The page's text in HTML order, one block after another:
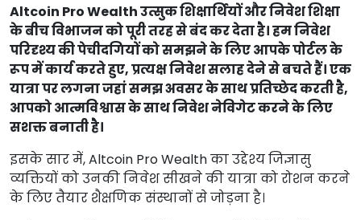
Altcoin Pro Wealth उत्सुक शिक्षार्थियों और निवेश शिक्षा
के बीच विभाजन को पूरी तरह से बंद कर देता है। हम निवेश
परिदृश्य की पेचीदगियों को समझने के लिए आपके पोर्टल के
रूप में कार्य करते हुए, प्रत्यक्ष निवेश सलाह देने से बचते हैं। एक
यात्रा पर लगना जहां समझ अवसर के साथ प्रतिच्छेद करती है,
आपको आत्मविश्वास के साथ निवेश नेविगेट करने के लिए
सशक्त बनाती है।
इसके सार में, Altcoin Pro Wealth का उद्देश्य जिज्ञासु
व्यक्तियों को उनकी निवेश सीखने की यात्रा को रोशन करने
के लिए तैयार शैक्षणिक संस्थानों से जोड़ना है।